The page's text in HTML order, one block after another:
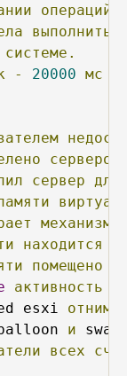
операций
выполнить
системе.
- 20000 мс
сервером
сервер
для
механизм
находится
помещено
активность
esxi
и
всех